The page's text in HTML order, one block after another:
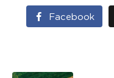
Facebook